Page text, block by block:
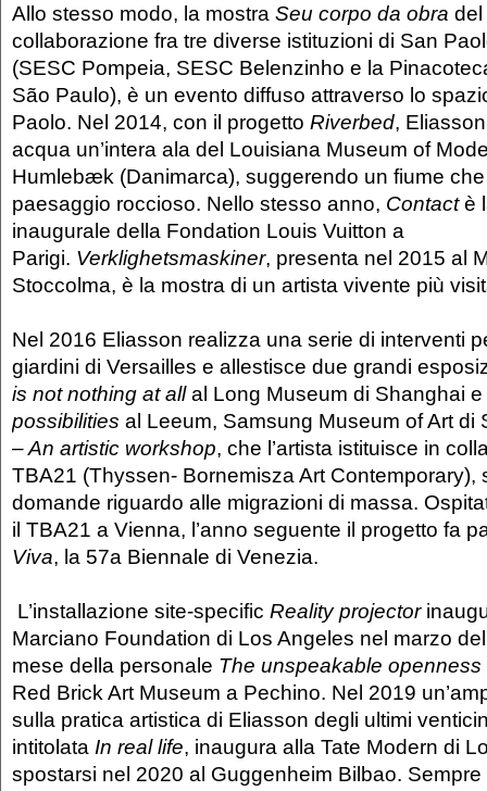
Allo stesso modo, la mostra Seu corpo da obra del
collaborazione fra tre diverse istituzioni di San
(SESC Pompeia, SESC Belenzinho e la
São Paulo), è un evento diffuso attraverso lo
Paolo. Nel 2014, con il progetto Riverbed,
acqua un’intera ala del Louisiana Museum of
Humlebæk (Danimarca), suggerendo un fiume
paesaggio roccioso. Nello stesso anno, Contactè
inaugurale della Fondation Louis Vuitton a
Parigi. Verklighetsmaskiner, presenta nel 2015 al
Stoccolma, è la mostra di un artista vivente più
Nel 2016 Eliasson realizza una serie di interventi
giardini di Versailles e allestisce due grandi
is not nothing at allal Long Museum di Shanghai e
possibilities al Leeum, Samsung Museum of Art di
– An artistic workshop, che l’artista istituisce in
TBA21 (Thyssen- Bornemisza Art Contemporary),
domande riguardo alle migrazioni di massa.
il TBA21 a Vienna, l’anno seguente il progetto fa
Viva, la 57a Biennale di Venezia.
L’installazione site-specific Reality projector
Marciano Foundation di Los Angeles nel marzo
mese della personale The unspeakable
Red Brick Art Museum a Pechino. Nel 2019
sulla pratica artistica di Eliasson degli ultimi
intitolata In real life, inaugura alla Tate Modern di
spostarsi nel 2020 al Guggenheim Bilbao.